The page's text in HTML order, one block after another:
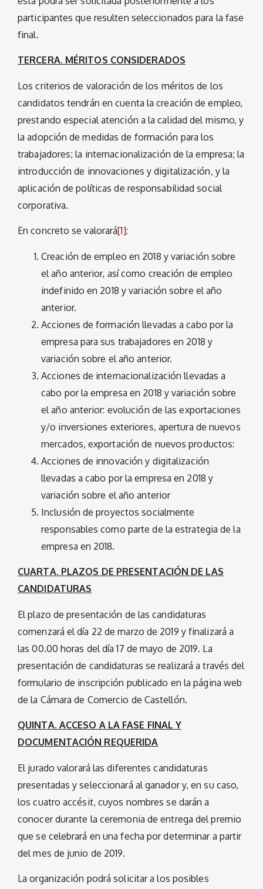
participantes que resulten seleccionados para la fase
final.
TERCERA. MÉRITOS CONSIDERADOS
Los criterios de valoración de los méritos de los
candidatos tendrán en cuenta la creación de empleo,
prestando especial atención a la calidad del mismo, y
la adopción de medidas de formación para los
trabajadores; la internacionalización de la empresa; la
introducción de innovaciones y digitalización, y la
aplicación de políticas de responsabilidad social
corporativa.
En concreto se valorará[1]:
Creación de empleo en 2018 y variación sobre
el año anterior, así como creación de empleo
indefinido en 2018 y variación sobre el año
anterior.
Acciones de formación llevadas a cabo por la
empresa para sus trabajadores en 2018 y
variación sobre el año anterior.
Acciones de internacionalización llevadas a
cabo por la empresa en 2018 y variación sobre
el año anterior: evolución de las exportaciones
y/o inversiones exteriores, apertura de nuevos
mercados, exportación de nuevos productos:
Acciones de innovación y digitalización
llevadas a cabo por la empresa en 2018 y
variación sobre el año anterior
Inclusión de proyectos socialmente
responsables como parte de la estrategia de la
empresa en 2018.
CUARTA. PLAZOS DE PRESENTACIÓN DE LAS
CANDIDATURAS
El plazo de presentación de las candidaturas
comenzará el día 22 de marzo de 2019 y finalizará a
las 00.00 horas del día 17 de mayo de 2019. La
presentación de candidaturas se realizará a través del
formulario de inscripción publicado en la página web
de la Cámara de Comercio de Castellón.
QUINTA. ACCESO A LA FASE FINAL Y
DOCUMENTACIÓN REQUERIDA
El jurado valorará las diferentes candidaturas
presentadas y seleccionará al ganador y, en su caso,
los cuatro accésit, cuyos nombres se darán a
conocer durante la ceremonia de entrega del premio
que se celebrará en una fecha por determinar a partir
del mes de junio de 2019.
La organización podrá solicitar a los posibles